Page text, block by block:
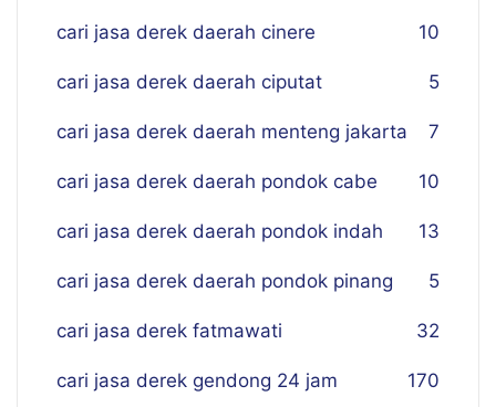
cari jasa derek daerah cinere 10
cari jasa derek daerah ciputat 5
cari jasa derek daerah menteng jakarta 7
cari jasa derek daerah pondok cabe 10
cari jasa derek daerah pondok indah 13
cari jasa derek daerah pondok pinang 5
cari jasa derek fatmawati 32
cari jasa derek gendong 24 jam 170